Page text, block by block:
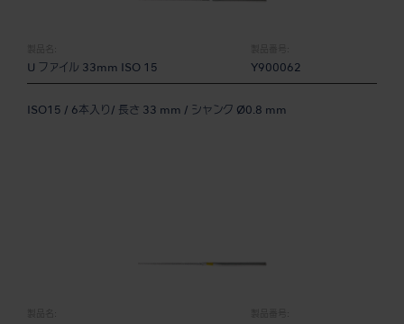
製品名:
U ファイル 33mm ISO 15
製品番号:
Y900062
ISO15 / 6本入り/ 長さ 33 mm / シャンク Ø0.8 mm
製品名: 製品番号: